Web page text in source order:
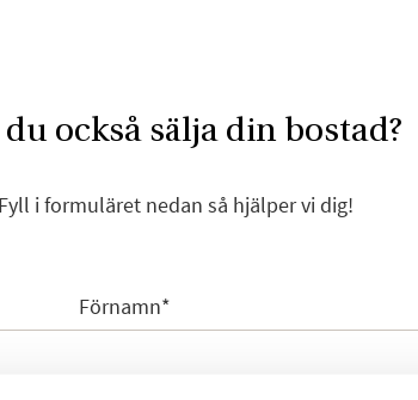
också sälja din bostad?
Fyll i formuläret nedan så hjälper vi dig!
Förnamn*